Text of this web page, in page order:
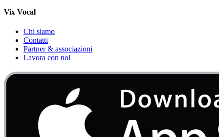
Vix Vocal
Chi siamo
Contatti
Partner & associazioni
Lavora con noi